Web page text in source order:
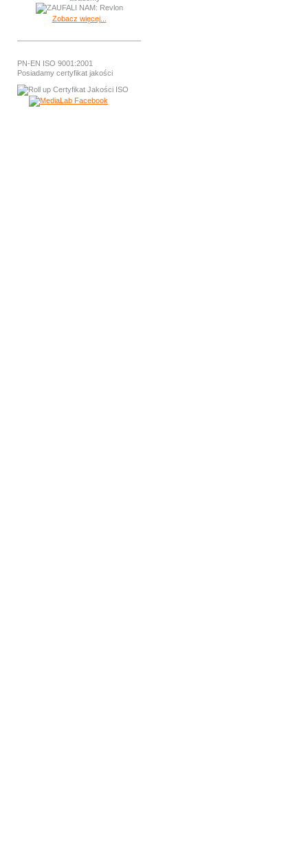
Zobacz więcej...
PN-EN ISO 9001:2001
Posiadamy certyfikat jakości